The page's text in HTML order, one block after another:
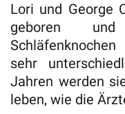
Lori und George
geboren
sehr
Jahren werden
leben, wie die